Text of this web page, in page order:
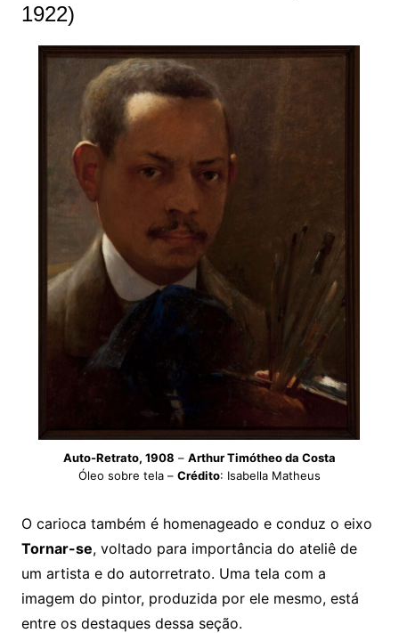
1922)
Auto-Retrato, 1908 – Arthur Timótheo da Costa
Óleo sobre tela – Crédito: Isabella Matheus
O carioca também é homenageado e conduz o eixo
Tornar-se, voltado para importância do ateliê de
um artista e do autorretrato. Uma tela com a
imagem do pintor, produzida por ele mesmo, está
entre os destaques dessa seção.